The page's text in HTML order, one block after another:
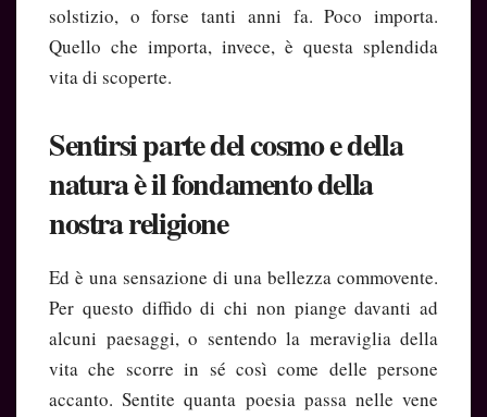
solstizio, o forse tanti anni fa. Poco importa.
Quello che importa, invece, è questa splendida
vita di scoperte.
Sentirsi parte del cosmo e della
natura è il fondamento della
nostra religione
Ed è una sensazione di una bellezza commovente.
Per questo diffido di chi non piange davanti ad
alcuni paesaggi, o sentendo la meraviglia della
vita che scorre in sé così come delle persone
accanto. Sentite quanta poesia passa nelle vene